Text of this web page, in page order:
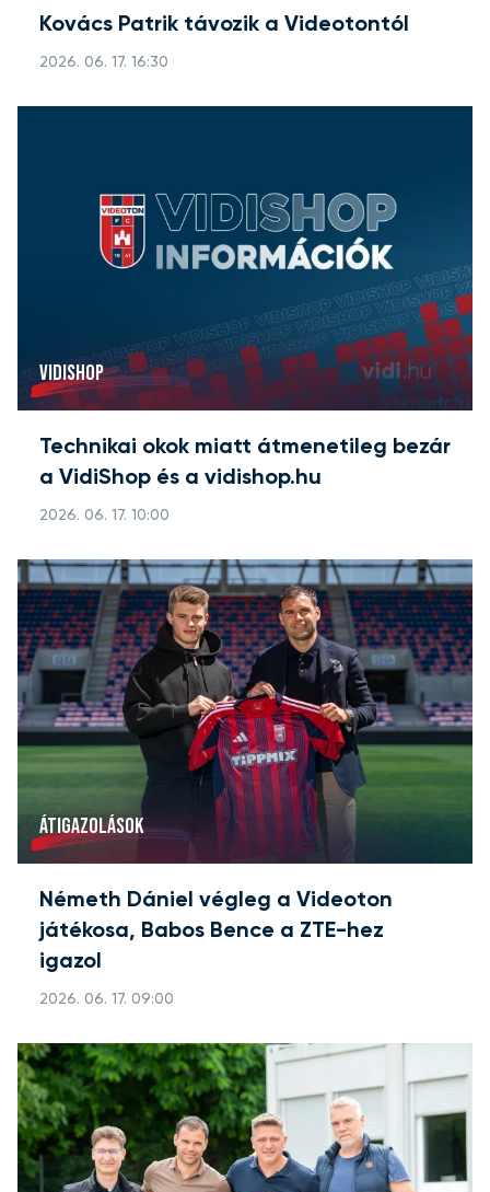
Kovács Patrik távozik a Videotontól
2026. 06. 17. 16:30
VIDISHOP
Technikai okok miatt átmenetileg bezár
a VidiShop és a vidishop.hu
2026. 06. 17. 10:00
ÁTIGAZOLÁSOK
Németh Dániel végleg a Videoton
játékosa, Babos Bence a ZTE-hez
igazol
2026. 06. 17. 09:00